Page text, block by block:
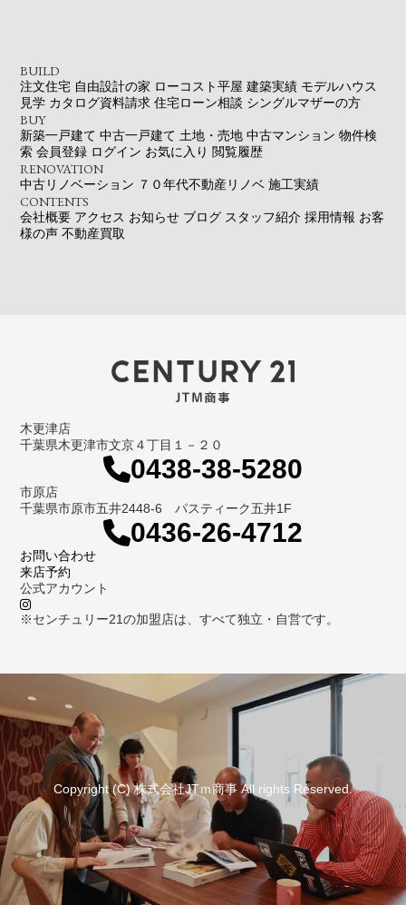
BUILD
注文住宅 自由設計の家 ローコスト平屋 建築実績 モデルハウス
見学 カタログ資料請求 住宅ローン相談 シングルマザーの方
BUY
新築一戸建て 中古一戸建て 土地・売地 中古マンション 物件検
索 会員登録 ログイン お気に入り 閲覧履歴
RENOVATION
中古リノベーション ７０年代不動産リノベ 施工実績
CONTENTS
会社概要 アクセス お知らせ ブログ スタッフ紹介 採用情報 お客
様の声 不動産買取
木更津店
千葉県木更津市文京４丁目１－２０
0438-38-5280
市原店
千葉県市原市五井2448-6 パスティーク五井1F
0436-26-4712
お問い合わせ
来店予約
公式アカウント
※センチュリー21の加盟店は、すべて独立・自営です。
Copyright (C) 株式会社JTｍ商事 All rights Reserved.